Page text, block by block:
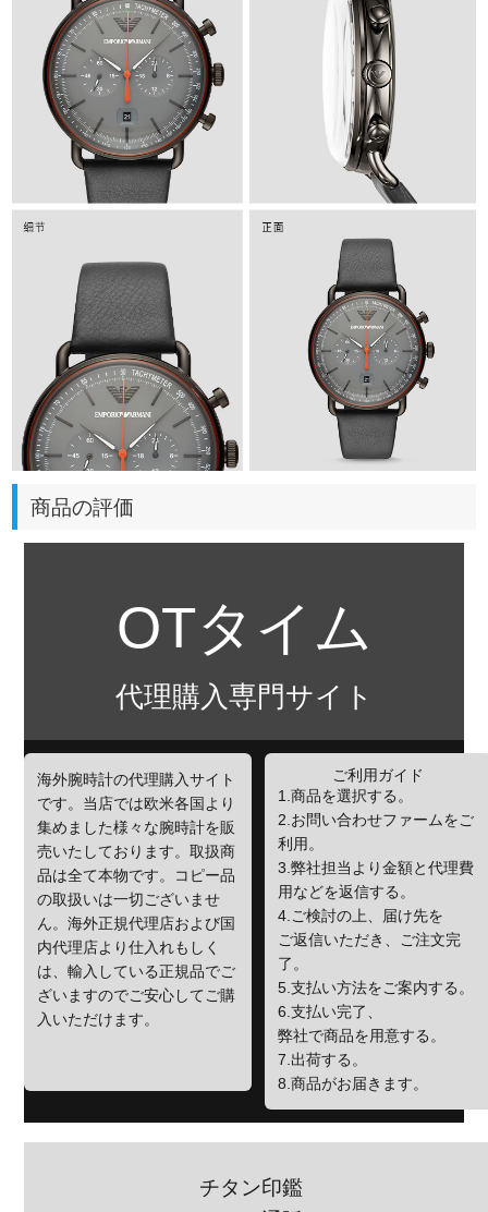
商品の評価
OTタイム
代理購入専門サイト
海外腕時計の代理購入サイト
です。当店では欧米各国より
集めました様々な腕時計を販
売いたしております。取扱商
品は全て本物です。コピー品
の取扱いは一切ございませ
ん。海外正規代理店および国
内代理店より仕入れもしく
は、輸入している正規品でご
ざいますのでご安心してご購
入いただけます。
ご利用ガイド
1.商品を選択する。
2.お問い合わせファームをご
利用。
3.弊社担当より金額と代理費
用などを返信する。
4.ご検討の上、届け先を
ご返信いただき、ご注文完
了。
5.支払い方法をご案内する。
6.支払い完了、
弊社で商品を用意する。
7.出荷する。
8.商品がお届きます。
チタン印鑑